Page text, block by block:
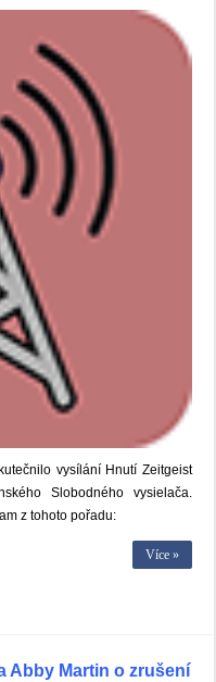
vysílání Hnutí Zeitgeist
Slobodného vysielača.
z tohoto pořadu:
Více »
Abby Martin o zrušení